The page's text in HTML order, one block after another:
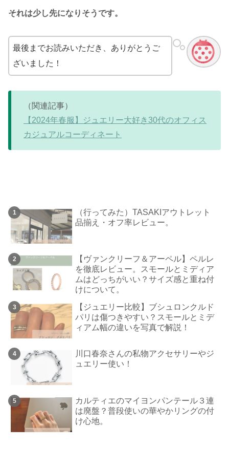
それは少し先になりそうです。
最後までお読みいただき、ありがとうご
ざいました！
（関連記事）
【2024年春服】ジュエリー大好き30代のオフィス
カジュアルコーディネート
（行ってみた）TASAKIアウトレット
品揃え・オフ率レビュー。
【ヴァンクリーフ＆アーペル】ペルレ
を徹底レビュー。スモールとミディア
ムはどっちがいい？サイズ感と重ね付
けについて。
【ジュエリー比較】ブシュロンクルド
パリは傷つきやすい？スモールとミデ
ィアム幅の違いを写真で解説！
川口春奈さんの私物アクセサリーやジ
ュエリー使い！
カルティエのマイヨンパンテール３連
は廃盤？普段使いの華やかリングの付
け心地。